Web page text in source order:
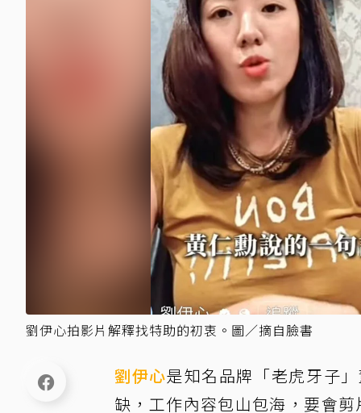
劉伊心拍影片解釋找特助的初衷。圖／摘自臉書
劉伊心是知名品牌「老虎牙子
缺，工作內容包山包海，要會